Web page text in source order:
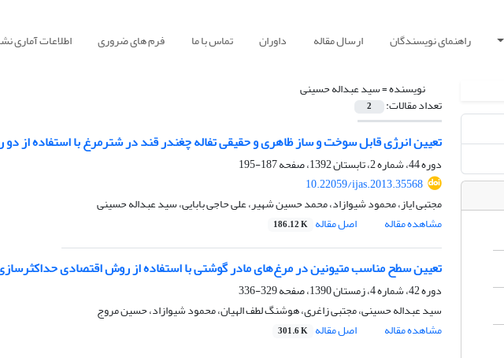
راهنمای نویسندگان ارسال مقاله داوران تماس با ما فرم های ضروری اطلاعات آماری
نویسنده =سید عبداله حسینی
تعداد مقالات: 2
تعیین انرژی قابل سوخت و ساز ظاهری و حقیقی تفاله چغندر قند در شترمرغ با استفاده
دوره 44، شماره 2، تابستان 1392، صفحه
187-195
10.22059/ijas.2013.35568
مجتبی ایاز، محمود شیوازاد، محمد حسین شهیر، علی حاجی بابایی، سید عبداله حسینی
مشاهده مقاله
اصل مقاله 186.12 K
تعیین سطح مناسب متیونین در مرغ‌های مادر گوشتی با استفاده از روش اقتصادی
دوره 42، شماره 4، زمستان 1390، صفحه
329-336
سید عبداله حسینی، مجتبی زاغری، هوشنگ لطف الهیان، محمود شیوازاد، حسین مروج
مشاهده مقاله
اصل مقاله 301.6 K